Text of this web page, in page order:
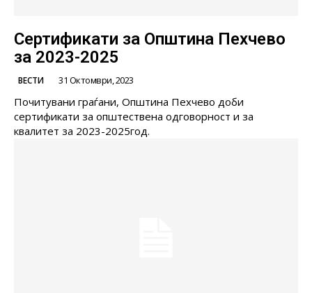
Сертификати за Општина Пехчево
за 2023-2025
ВЕСТИ 31 Октомври, 2023
Почитувани граѓани, Општина Пехчево доби
сертификати за општествена одговорност и за